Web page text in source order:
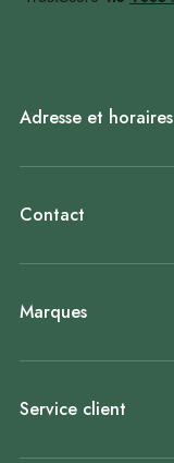
Adresse et horaires
Contact
Marques
Service client